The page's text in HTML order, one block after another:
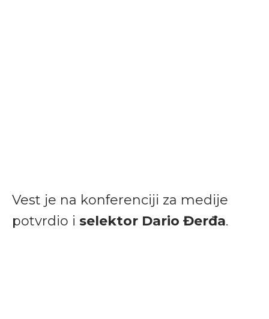
Vest je na konferenciji za medije
potvrdio i selektor Dario Đerđa.